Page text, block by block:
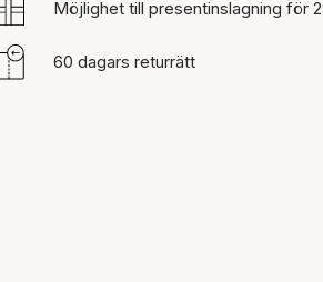
Möjlighet till presentinslagning för
60 dagars returrätt